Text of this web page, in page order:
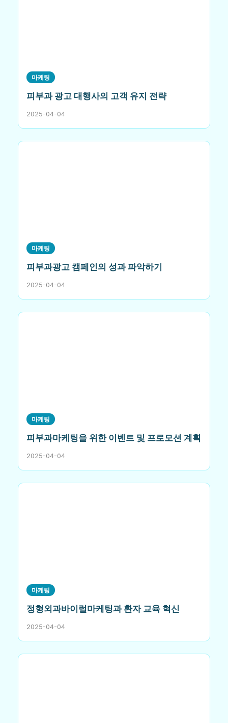
마케팅
피부과 광고 대행사의 고객 유지 전략
2025-04-04
마케팅
피부과광고 캠페인의 성과 파악하기
2025-04-04
마케팅
피부과마케팅을 위한 이벤트 및 프로모션 계획
2025-04-04
마케팅
정형외과바이럴마케팅과 환자 교육 혁신
2025-04-04